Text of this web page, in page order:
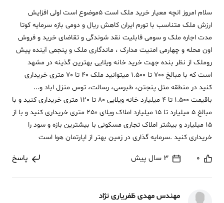
سلام امروز انچه معیار خرید ملک است 5موضوع است اولی افزایش
ارزش ملک متناسب با تورم ایران کاهش ریال و دومی بازه سرمایه کوتا
مدت اجاره ملک و سومی قابلیت نقد شوندگی و تقاضای خرید و فروش
اون محله و چهارمی امنیت مدارک ، ماندگاری ملک و پنجمی آینده پیش
روملک از نظر بنده جهت خرید خانه ویلایی بهترین گذینه در مشهد
است که با مبالخ 700 تا 1.500 میتوانید ملک 40 تا 70 متری خریداری
کنید در منطقه مثل پنجتن، طبرسی، رسالت، توس منزل اباد و...
باقیمت 1.500 تا 4 میلیارد خانه ویلایی 80 تا 120 متری خریداری کنید و با
مبالغ 5 میلیارد تا 15 میلیارد املاک ویلای 250 متری خریداری کنید و با از
15 میلیارد و بیشتر املاک تجاری مسکونی با بیشترین بازه و سود را
خریداری کنید .سرمایه گذاری در زمین بهتر از اپارتمان هوا است
0 3 سال پیش پاسخ
مهندس مهدی ظفریاری نژاد